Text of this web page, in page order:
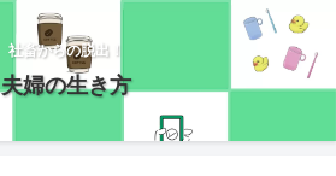
社畜からの脱出！
夫婦の生き方